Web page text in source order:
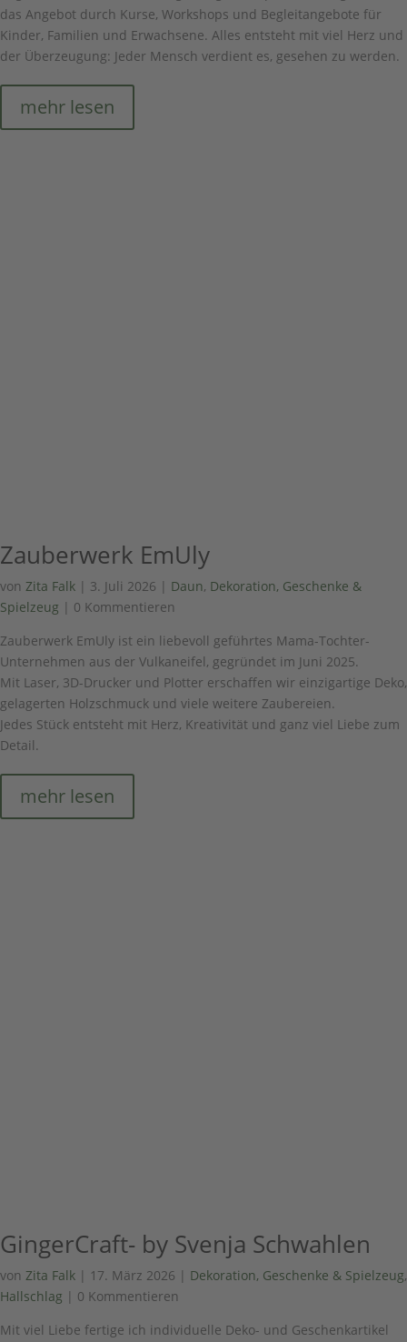
das Angebot durch Kurse, Workshops und Begleitangebote für
Kinder, Familien und Erwachsene. Alles entsteht mit viel Herz und
der Überzeugung: Jeder Mensch verdient es, gesehen zu werden.
mehr lesen
Zauberwerk EmUly
von Zita Falk | 3. Juli 2026 | Daun, Dekoration, Geschenke &
Spielzeug | 0 Kommentieren
Zauberwerk EmUly ist ein liebevoll geführtes Mama-Tochter-
Unternehmen aus der Vulkaneifel, gegründet im Juni 2025.
Mit Laser, 3D-Drucker und Plotter erschaffen wir einzigartige Deko,
gelagerten Holzschmuck und viele weitere Zaubereien.
Jedes Stück entsteht mit Herz, Kreativität und ganz viel Liebe zum
Detail.
mehr lesen
GingerCraft- by Svenja Schwahlen
von Zita Falk | 17. März 2026 | Dekoration, Geschenke & Spielzeug,
Hallschlag | 0 Kommentieren
Mit viel Liebe fertige ich individuelle Deko- und Geschenkartikel